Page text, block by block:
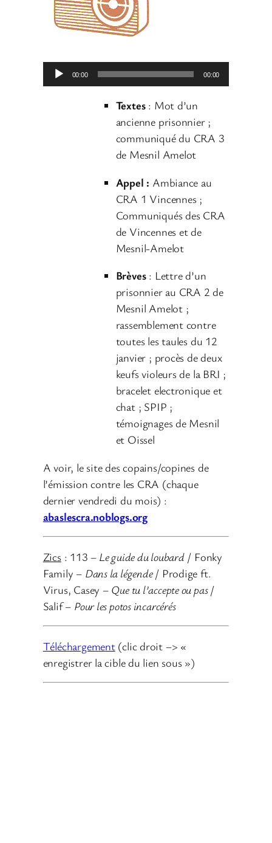
e
00:00 00:00
Textes: Mot d’un
ancienne prisonnier ;
communiqué du CRA 3
de Mesnil Amelot
Appel : Ambiance au
CRA 1 Vincennes ;
Communiqués des CRA
de Vincennes et de
Mesnil-Amelot
Brèves : Lettre d’un
prisonnier au CRA 2 de
Mesnil Amelot ;
rassemblement contre
toutes les taules du 12
janvier ; procès de deux
keufs violeurs de la BRI ;
bracelet electronique et
chat ; SPIP ;
témoignages de Mesnil
et Oissel
A voir, le site des copains/copines de
l’émission contre les CRA (chaque
dernier vendredi du mois) :
abaslescra.noblogs.org
Zics: 113 – Le guide du loubard/ Fonky
Family – Dans la légende / Prodige ft.
Virus, Casey – Que tu l’accepte ou pas /
Salif – Pour les potos incarcérés
Téléchargement(clic droit –> «
enregistrer la cible du lien sous »)